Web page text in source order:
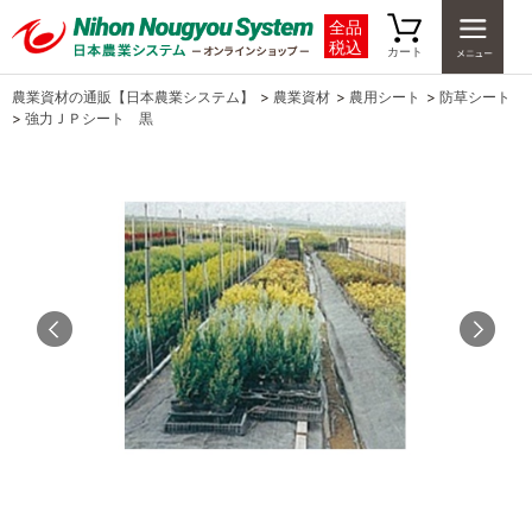
全品
税込
カート
農業資材の通販【日本農業システム】 > 農業資材 > 農用シート > 防草シート
> 強力ＪＰシート 黒